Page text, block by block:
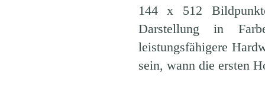
144 x 512
Darstellung in
leistungsfähigere
sein, wann die ersten